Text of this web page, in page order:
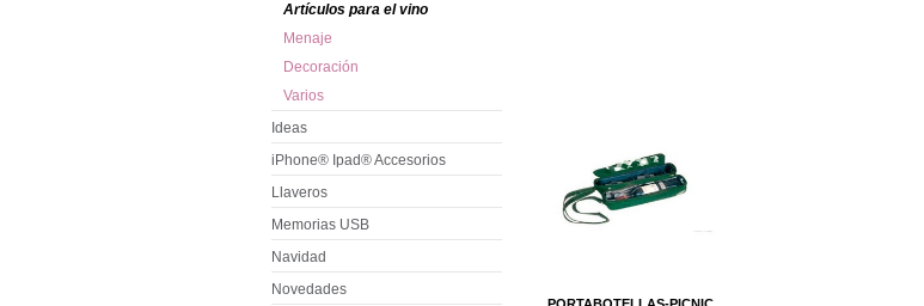
Artículos para el vino
Menaje
Decoración
Varios
Ideas
iPhone® Ipad® Accesorios
Llaveros
Memorias USB
Navidad
Novedades